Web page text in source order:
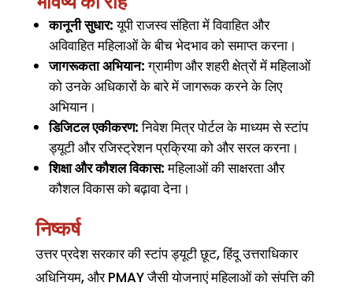
कानूनी सुधार:यूपी राजस्व संहिता में विवाहित और
अविवाहित महिलाओं के बीच भेदभाव को समाप्त करना।
जागरूकता अभियान:ग्रामीण और शहरी क्षेत्रों में महिलाओं
को उनके अधिकारों के बारे में जागरूक करने के लिए
अभियान।
डिजिटल एकीकरण:निवेश मित्र पोर्टल के माध्यम से स्टांप
ड्यूटी और रजिस्ट्रेशन प्रक्रिया को और सरल करना।
शिक्षा और कौशल विकास:महिलाओं की साक्षरता और
कौशल विकास को बढ़ावा देना।
निष्कर्ष
उत्तर प्रदेश सरकार की स्टांप ड्यूटी छूट, हिंदू उत्तराधिकार
अधिनियम, और PMAY जैसी योजनाएं महिलाओं को संपत्ति की